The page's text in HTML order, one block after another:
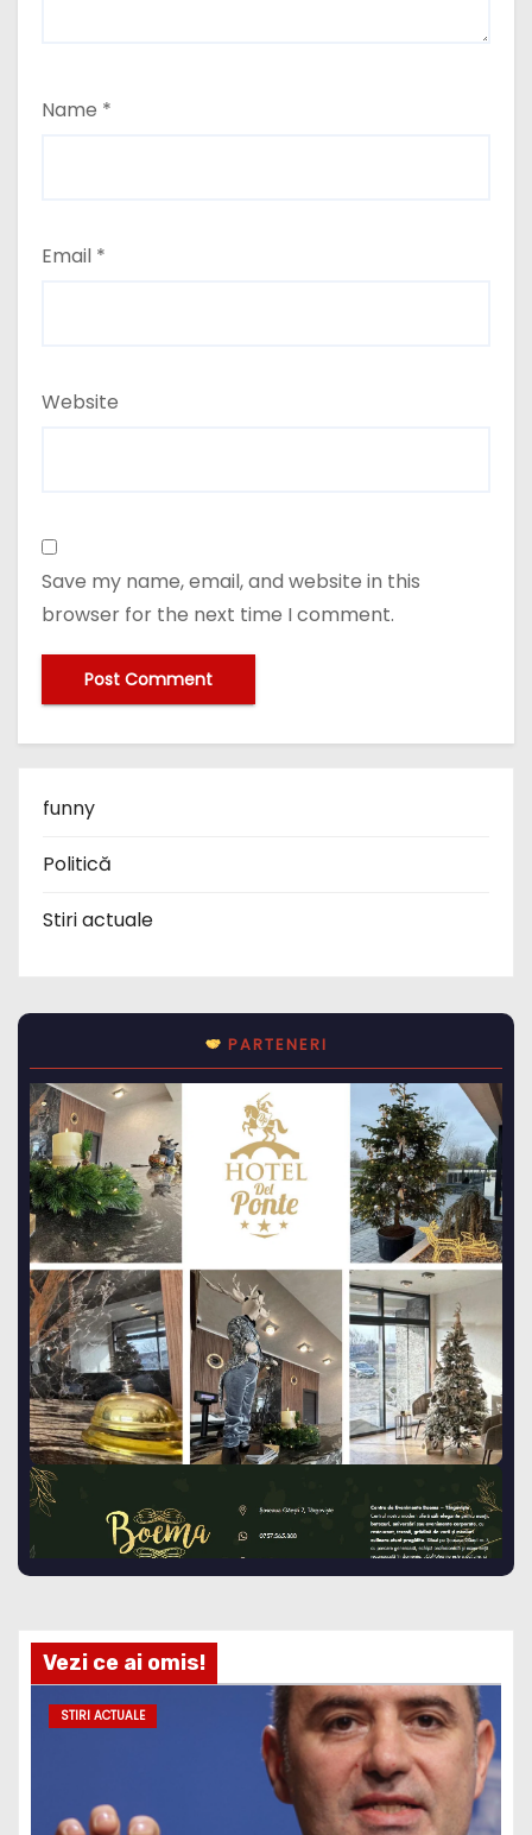
Name *
Email *
Website
Save my name, email, and website in this
browser for the next time I comment.
funny
Politică
Stiri actuale
PARTENERI
Vezi ce ai omis!
STIRI ACTUALE